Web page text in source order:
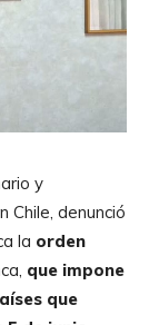
y
Chile, denunció
la orden
que impone
que